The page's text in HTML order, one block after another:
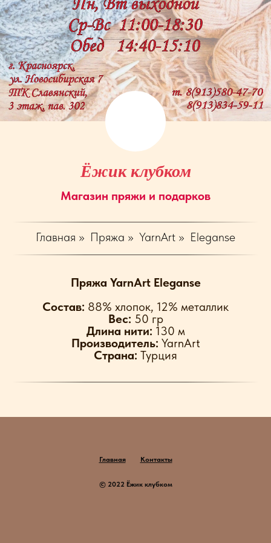
Ёжик клубком
Магазин пряжи и подарков
Главная » Пряжа » YarnArt » Eleganse
Пряжа YarnArt Eleganse
Cостав: 88% хлопок, 12% металлик
Вес: 50 гр
Длина нити: 130 м
Производитель: YarnArt
Страна: Турция
Главная Контакты
© 2022 Ёжик клубком